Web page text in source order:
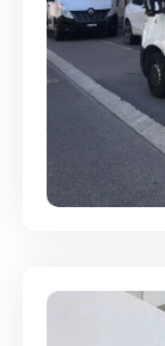
Full-